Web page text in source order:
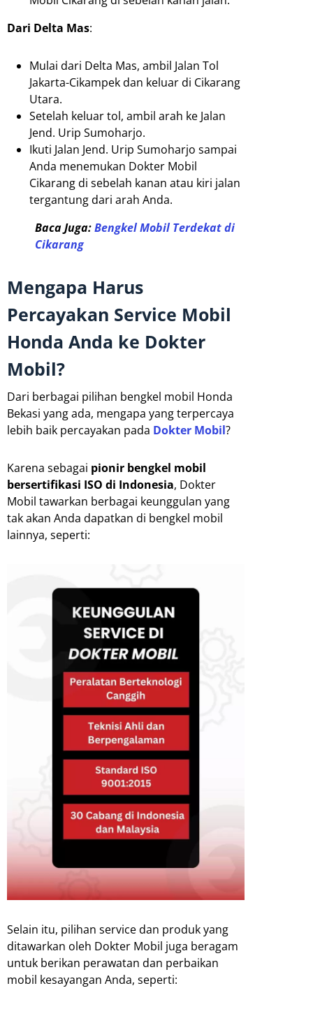
Dari Delta Mas:
Mulai dari Delta Mas, ambil Jalan Tol
Jakarta-Cikampek dan keluar di Cikarang
Utara.
Setelah keluar tol, ambil arah ke Jalan
Jend. Urip Sumoharjo.
Ikuti Jalan Jend. Urip Sumoharjo sampai
Anda menemukan Dokter Mobil
Cikarang di sebelah kanan atau kiri jalan
tergantung dari arah Anda.
Baca Juga:Bengkel Mobil Terdekat di
Cikarang
Mengapa Harus
Percayakan Service Mobil
Honda Anda ke Dokter
Mobil?
Dari berbagai pilihan bengkel mobil Honda
Bekasi yang ada, mengapa yang terpercaya
lebih baik percayakan pada Dokter Mobil?
Karena sebagai pionir bengkel mobil
bersertifikasi ISO di Indonesia, Dokter
Mobil tawarkan berbagai keunggulan yang
tak akan Anda dapatkan di bengkel mobil
lainnya, seperti:
Selain itu, pilihan service dan produk yang
ditawarkan oleh Dokter Mobil juga beragam
untuk berikan perawatan dan perbaikan
mobil kesayangan Anda, seperti: